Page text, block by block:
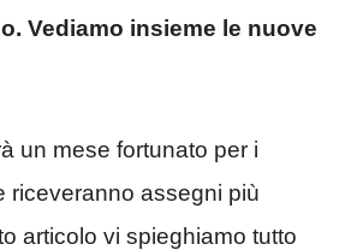
Vediamo insieme le nuove
un mese fortunato per i
riceveranno assegni più
articolo vi spieghiamo tutto